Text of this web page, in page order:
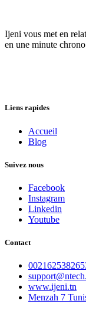
Ijeni vous met en
en une minute
Liens rapides
Accueil
Blog
Suivez nous
Facebook
Instagram
Linkedin
Youtube
Contact
www.ijeni.tn
Menzah 7